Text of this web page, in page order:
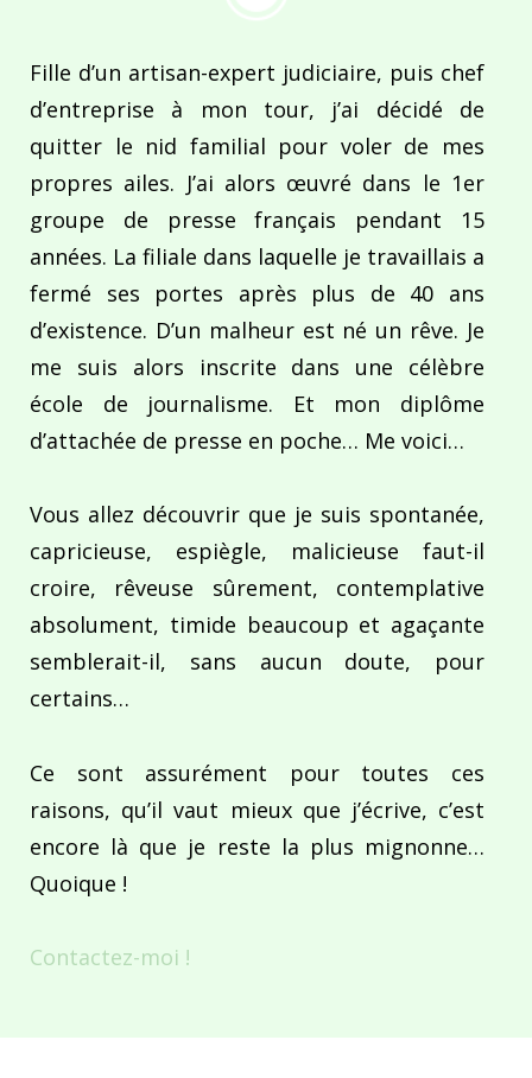
Fille d’un artisan-expert judiciaire, puis chef
d’entreprise à mon tour, j’ai décidé de
quitter le nid familial pour voler de mes
propres ailes. J’ai alors œuvré dans le 1er
groupe de presse français pendant 15
années. La filiale dans laquelle je travaillais a
fermé ses portes après plus de 40 ans
d’existence. D’un malheur est né un rêve. Je
me suis alors inscrite dans une célèbre
école de journalisme. Et mon diplôme
d’attachée de presse en poche… Me voici…
Vous allez découvrir que je suis spontanée,
capricieuse, espiègle, malicieuse faut-il
croire, rêveuse sûrement, contemplative
absolument, timide beaucoup et agaçante
semblerait-il, sans aucun doute, pour
certains…
Ce sont assurément pour toutes ces
raisons, qu’il vaut mieux que j’écrive, c’est
encore là que je reste la plus mignonne…
Quoique !
Contactez-moi !